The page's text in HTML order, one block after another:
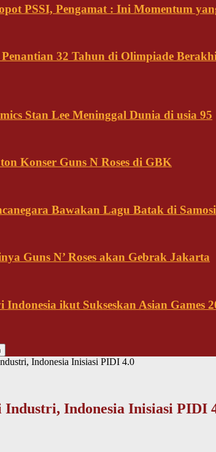
PSSI, Pengamat : Ini Momentum
Penantian 32 Tahun di Olimpiade
Stan Lee Meninggal Dunia di usia 95
Konser Guns N Roses di GBK
Bawakan Lagu Batak di
Guns N’ Roses akan Gebrak Jakarta
Indonesia ikut Sukseskan Asian Games
Indonesia Inisiasi PIDI 4.0
Industri, Indonesia Inisiasi PIDI